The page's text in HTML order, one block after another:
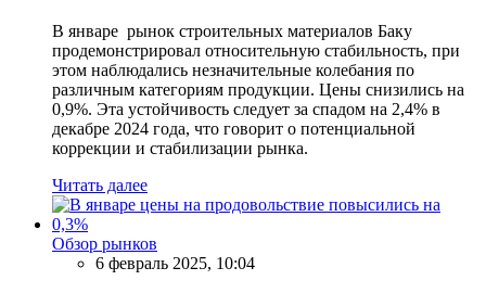
В январе рынок строительных материалов Баку
продемонстрировал относительную стабильность, при
этом наблюдались незначительные колебания по
различным категориям продукции. Цены снизились на
0,9%. Эта устойчивость следует за спадом на 2,4% в
декабре 2024 года, что говорит о потенциальной
коррекции и стабилизации рынка.
Читать далее
Обзор рынков
6 февраль 2025, 10:04